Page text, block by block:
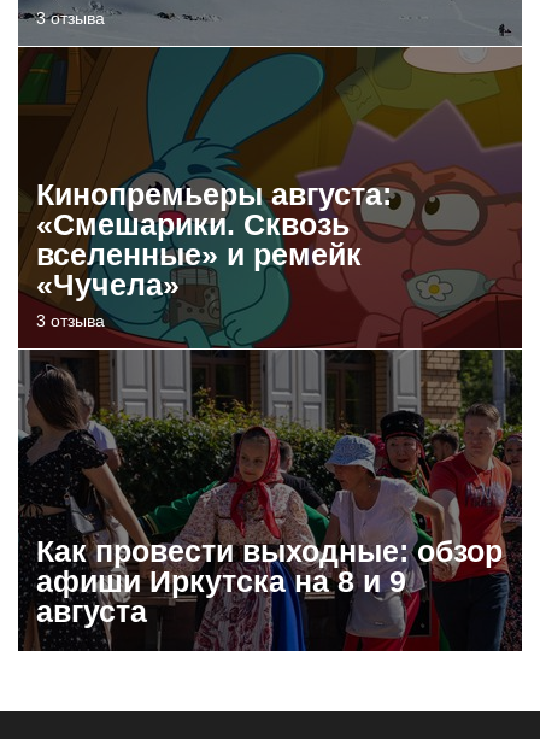
3 отзыва
Кинопремьеры августа:
«Смешарики. Сквозь
вселенные» и ремейк
«Чучела»
3 отзыва
Как провести выходные: обзор
афиши Иркутска на 8 и 9
августа